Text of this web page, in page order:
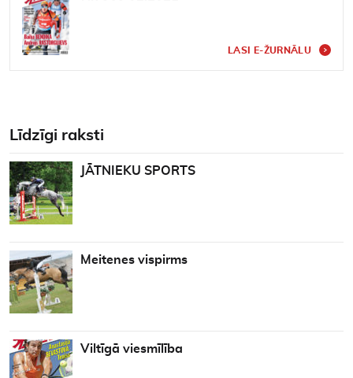
LASI E-ŽURNĀLU
Līdzīgi raksti
JĀTNIEKU SPORTS
Meitenes vispirms
Viltīgā viesmīlība